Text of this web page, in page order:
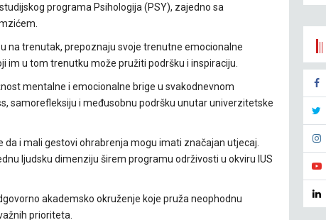
programa Psihologija (PSY), zajedno sa
na trenutak, prepoznaju svoje trenutne emocionalne
im u tom trenutku može pružiti podršku i inspiraciju.
mentalne i emocionalne brige u svakodnevnom
samorefleksiju i međusobnu podršku unutar univerzitetske
i mali gestovi ohrabrenja mogu imati značajan utjecaj.
ljudsku dimenziju širem programu održivosti u okviru IUS
akademsko okruženje koje pruža neophodnu
prioriteta.